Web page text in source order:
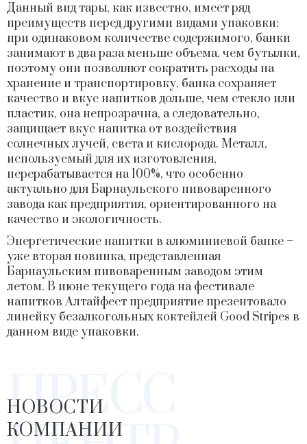
Данный вид тары, как известно, имеет ряд
преимуществ перед другими видами упаковки:
при одинаковом количестве содержимого, банки
занимают в два раза меньше объема, чем бутылки,
поэтому они позволяют сократить расходы на
хранение и транспортировку, банка сохраняет
качество и вкус напитков дольше, чем стекло или
пластик, она непрозрачна, а следовательно,
защищает вкус напитка от воздействия
солнечных лучей, света и кислорода. Металл,
используемый для их изготовления,
перерабатывается на 100%, что особенно
актуально для Барнаульского пивоваренного
завода как предприятия, ориентированного на
качество и экологичность.
Энергетические напитки в алюминиевой банке –
уже вторая новинка, представленная
Барнаульским пивоваренным заводом этим
летом. В июне текущего года на фестивале
напитков Алтайфест предприятие презентовало
линейку безалкогольных коктейлей Good Stripes в
данном виде упаковки.
ПРЕСС
НОВОСТИ
КОМПАНИИ